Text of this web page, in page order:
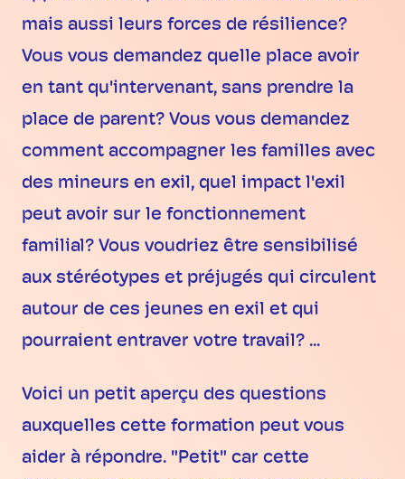
mais aussi leurs forces de résilience?
Vous vous demandez quelle place avoir
en tant qu'intervenant, sans prendre la
place de parent? Vous vous demandez
comment accompagner les familles avec
des mineurs en exil, quel impact l'exil
peut avoir sur le fonctionnement
familial? Vous voudriez être sensibilisé
aux stéréotypes et préjugés qui circulent
autour de ces jeunes en exil et qui
pourraient entraver votre travail? ...
Voici un petit aperçu des questions
auxquelles cette formation peut vous
aider à répondre. "Petit" car cette